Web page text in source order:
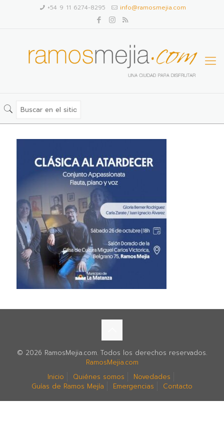
+54 9 11 6274-8295 info@ramosmejia.com
© 2026 RamosMejia.com. Todos los derechos reservados.
RamosMejia.com
Inicio
Quiénes somos
Novedades
Guías de Ramos Mejía
Emergencias Contacto